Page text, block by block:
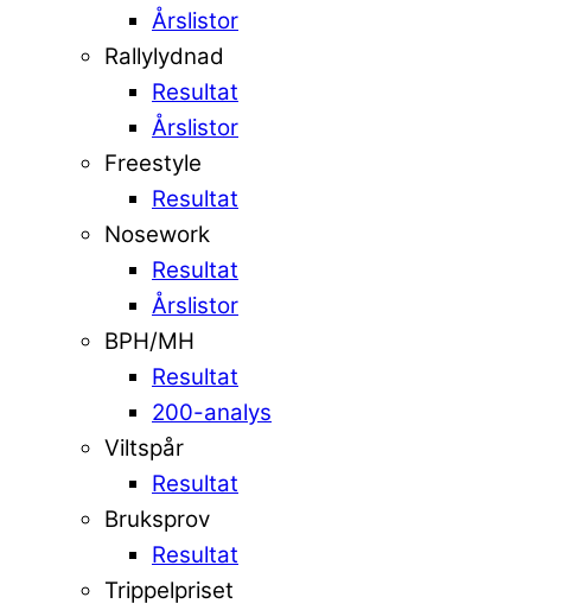
Årslistor
Rallylydnad
Resultat
Årslistor
Freestyle
Resultat
Nosework
Resultat
Årslistor
BPH/MH
Resultat
200-analys
Viltspår
Resultat
Bruksprov
Resultat
Trippelpriset